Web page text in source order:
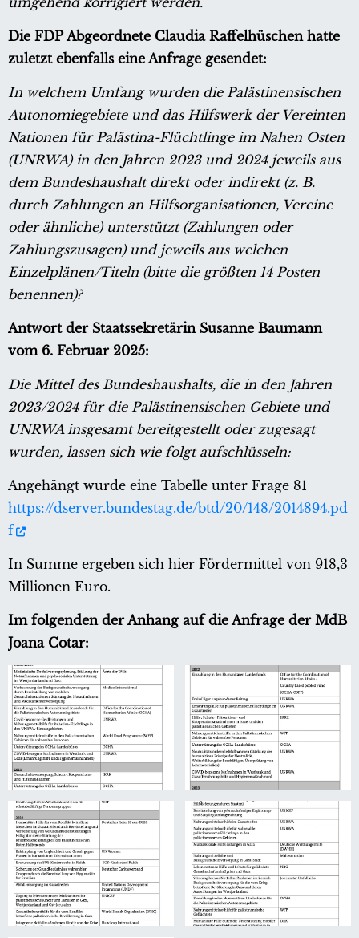
Die FDP Abgeordnete Claudia Raffelhüschen hatte
zuletzt ebenfalls eine Anfrage gesendet:
In welchem Umfang wurden die Palästinensischen
Autonomiegebiete und das Hilfswerk der Vereinten
Nationen für Palästina-Flüchtlinge im Nahen Osten
(UNRWA) in den Jahren 2023 und 2024 jeweils aus
dem Bundeshaushalt direkt oder indirekt (z. B.
durch Zahlungen an Hilfsorganisationen, Vereine
oder ähnliche) unterstützt (Zahlungen oder
Zahlungszusagen) und jeweils aus welchen
Einzelplänen/Titeln (bitte die größten 14 Posten
benennen)?
Antwort der Staatssekretärin Susanne Baumann
vom 6. Februar 2025:
Die Mittel des Bundeshaushalts, die in den Jahren
2023/2024 für die Palästinensischen Gebiete und
UNRWA insgesamt bereitgestellt oder zugesagt
wurden, lassen sich wie folgt aufschlüsseln:
Angehängt wurde eine Tabelle unter Frage 81
https://dserver.bundestag.de/btd/20/148/2014894.pd
f
In Summe ergeben sich hier Fördermittel von 918,3
Millionen Euro.
Im folgenden der Anhang auf die Anfrage der MdB
Joana Cotar: